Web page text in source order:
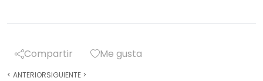
Compartir Me gusta
< ANTERIORSIGUIENTE >